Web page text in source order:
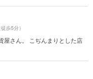
徒歩5分）
屋さん。 こぢんまりとした店